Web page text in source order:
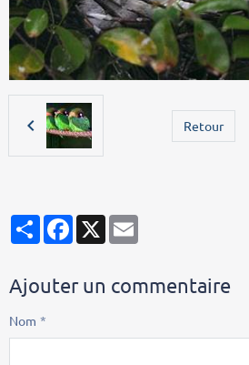
Retour
PartagerFacebook
X
Ajouter un commentaire
Nom